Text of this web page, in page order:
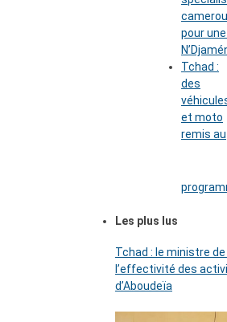
pour
Tchad :
des
et moto
remis au
Les plus lus
Tchad : le ministre
l’effectivité des
d’Aboudeïa